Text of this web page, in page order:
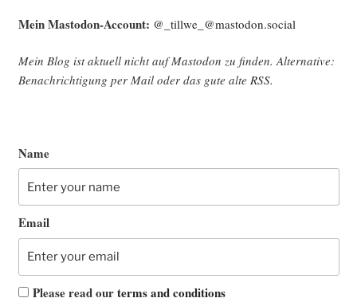
Mein Mast­o­don-Account: @_tillwe_@mastodon.social
Mein Blog ist aktu­ell nicht auf Mast­o­don zu fin­den. Alter­na­ti­ve:
Benach­rich­ti­gung per Mail oder das gute alte RSS.
Name
Email
Please read ourterms and conditions